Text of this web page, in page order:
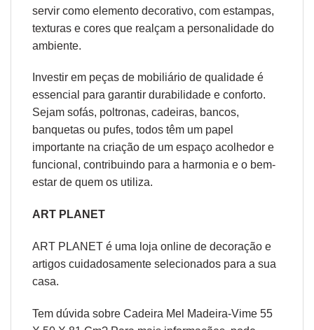
servir como elemento decorativo, com estampas,
texturas e cores que realçam a personalidade do
ambiente.
Investir em peças de mobiliário de qualidade é
essencial para garantir durabilidade e conforto.
Sejam sofás, poltronas, cadeiras, bancos,
banquetas ou pufes, todos têm um papel
importante na criação de um espaço acolhedor e
funcional, contribuindo para a harmonia e o bem-
estar de quem os utiliza.
ART PLANET
ART PLANET é uma loja online de decoração e
artigos cuidadosamente selecionados para a sua
casa.
Tem dúvida sobre Cadeira Mel Madeira-Vime 55